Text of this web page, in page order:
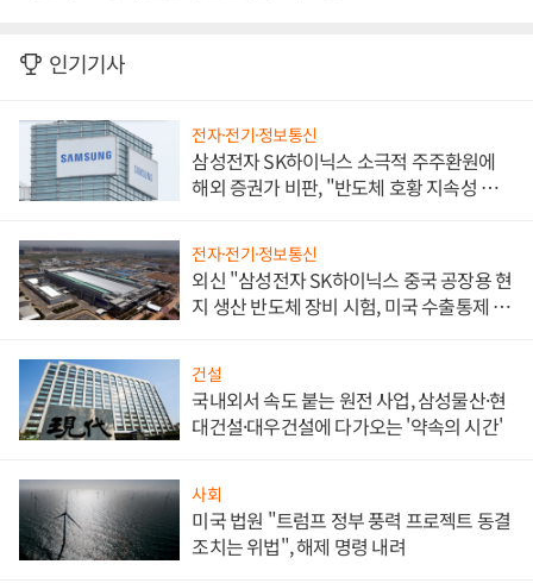
인기기사
전자·전기·정보통신
삼성전자 SK하이닉스 소극적 주주환원에
해외 증권가 비판, "반도체 호황 지속성 의
전자·전기·정보통신
외신 "삼성전자 SK하이닉스 중국 공장용 현
지 생산 반도체 장비 시험, 미국 수출통제 대
건설
국내외서 속도 붙는 원전 사업, 삼성물산·현
대건설·대우건설에 다가오는 '약속의 시간'
사회
미국 법원 "트럼프 정부 풍력 프로젝트 동결
조치는 위법", 해제 명령 내려